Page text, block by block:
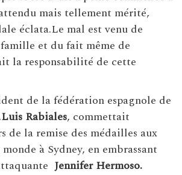
mais tellement mérité,
éclata.Le mal est venu de
et du fait même de
la responsabilité de cette
de la fédération espagnole de
Luis Rabiales, commettait
de la remise des médailles aux
à Sydney, en embrassant
Jennifer Hermoso.